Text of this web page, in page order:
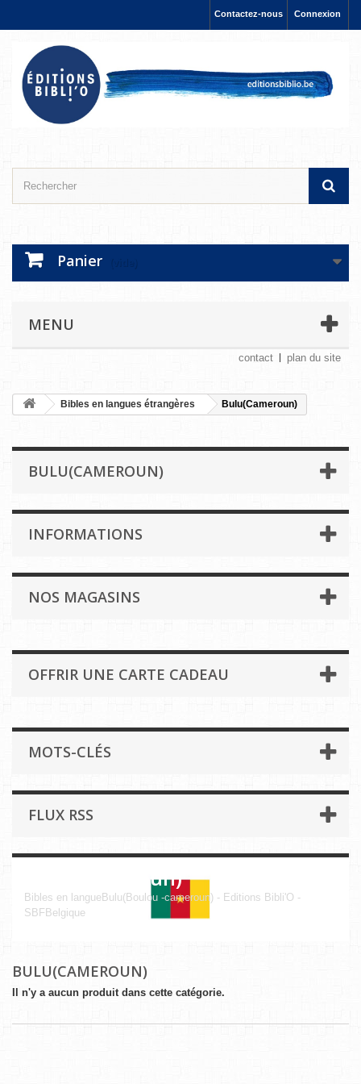
Connexion
Contactez-nous
Panier
MENU
contact plan du site
Bibles en langues étrangères Bulu(Cameroun)
BULU(CAMEROUN)
INFORMATIONS
NOS MAGASINS
OFFRIR UNE CARTE CADEAU
MOTS-CLÉS
FLUX RSS
Bulu(Cameroun)
Bibles en langueBulu(Boulou -cameroun) - Editions Bibli'O -
SBFBelgique
BULU(CAMEROUN)
Il n'y a aucun produit dans cette catégorie.